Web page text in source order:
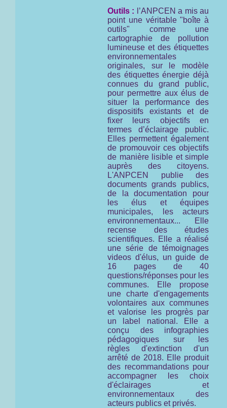
Outils :
l’ANPCEN a mis au
point une véritable "boîte à
outils" comme une
cartographie de pollution
lumineuse et des étiquettes
environnementales
originales, sur le modèle
des étiquettes énergie déjà
connues du grand public,
pour permettre aux élus de
situer la performance des
dispositifs existants et de
fixer leurs objectifs en
termes d’éclairage public.
Elles permettent également
de promouvoir ces objectifs
de manière lisible et simple
auprès des citoyens.
L'ANPCEN publie des
documents grands publics,
de la documentation pour
les élus et équipes
municipales, les acteurs
environnementaux... Elle
recense des études
scientifiques. Elle a réalisé
une série de témoignages
videos d'élus, un guide de
16 pages de 40
questions/réponses pour les
communes. Elle propose
une charte d'engagements
volontaires aux communes
et valorise les progrès par
un label national. Elle a
conçu des infographies
pédagogiques sur les
règles d'extinction d'un
arrêté de 2018. Elle produit
des recommandations pour
accompagner les choix
d'éclairages et
environnementaux des
acteurs publics et privés.